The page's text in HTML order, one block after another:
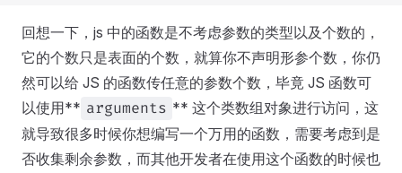
回想一下，js 中的函数是不考虑参数的类型以及个数的，
它的个数只是表面的个数，就算你不声明形参个数，你仍
然可以给 JS 的函数传任意的参数个数，毕竟 JS 函数可
以使用** arguments ** 这个类数组对象进行访问，这
就导致很多时候你想编写一个万用的函数，需要考虑到是
否收集剩余参数，而其他开发者在使用这个函数的时候也